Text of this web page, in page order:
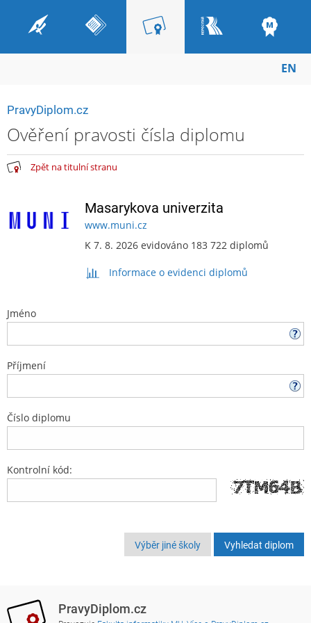
EN
PravyDiplom.cz
Ověření pravosti čísla diplomu
Zpět na titulní stranu
Masarykova univerzita
www.muni.cz
K 7. 8. 2026 evidováno 183 722 diplomů
Informace o evidenci diplomů
Jméno
Příjmení
Číslo diplomu
Kontrolní kód:
Výběr jiné školy
PravyDiplom.cz